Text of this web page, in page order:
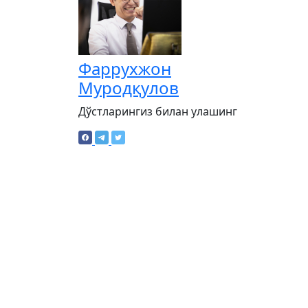
Фаррухжон
Муродқулов
Дўстларингиз билан улашинг